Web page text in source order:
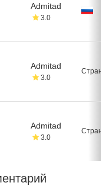
Admitad
3.0
Admitad
3.0
Стран:
Admitad
3.0
Стран: